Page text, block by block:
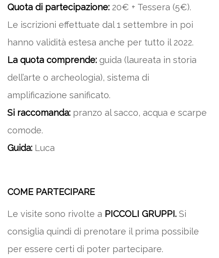
Quota di partecipazione: 20€ + Tessera (5€).
Le iscrizioni effettuate dal 1 settembre in poi
hanno validità estesa anche per tutto il 2022.
La quota comprende: guida (laureata in storia
dell’arte o archeologia), sistema di
amplificazione sanificato.
Si raccomanda: pranzo al sacco, acqua e scarpe
comode.
Guida: Luca
COME PARTECIPARE
Le visite sono rivolte a PICCOLI GRUPPI. Si
consiglia quindi di prenotare il prima possibile
per essere certi di poter partecipare.